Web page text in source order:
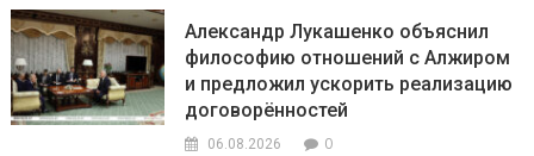
Александр Лукашенко объяснил
философию отношений с Алжиром
и предложил ускорить реализацию
договорённостей
06.08.2026 0